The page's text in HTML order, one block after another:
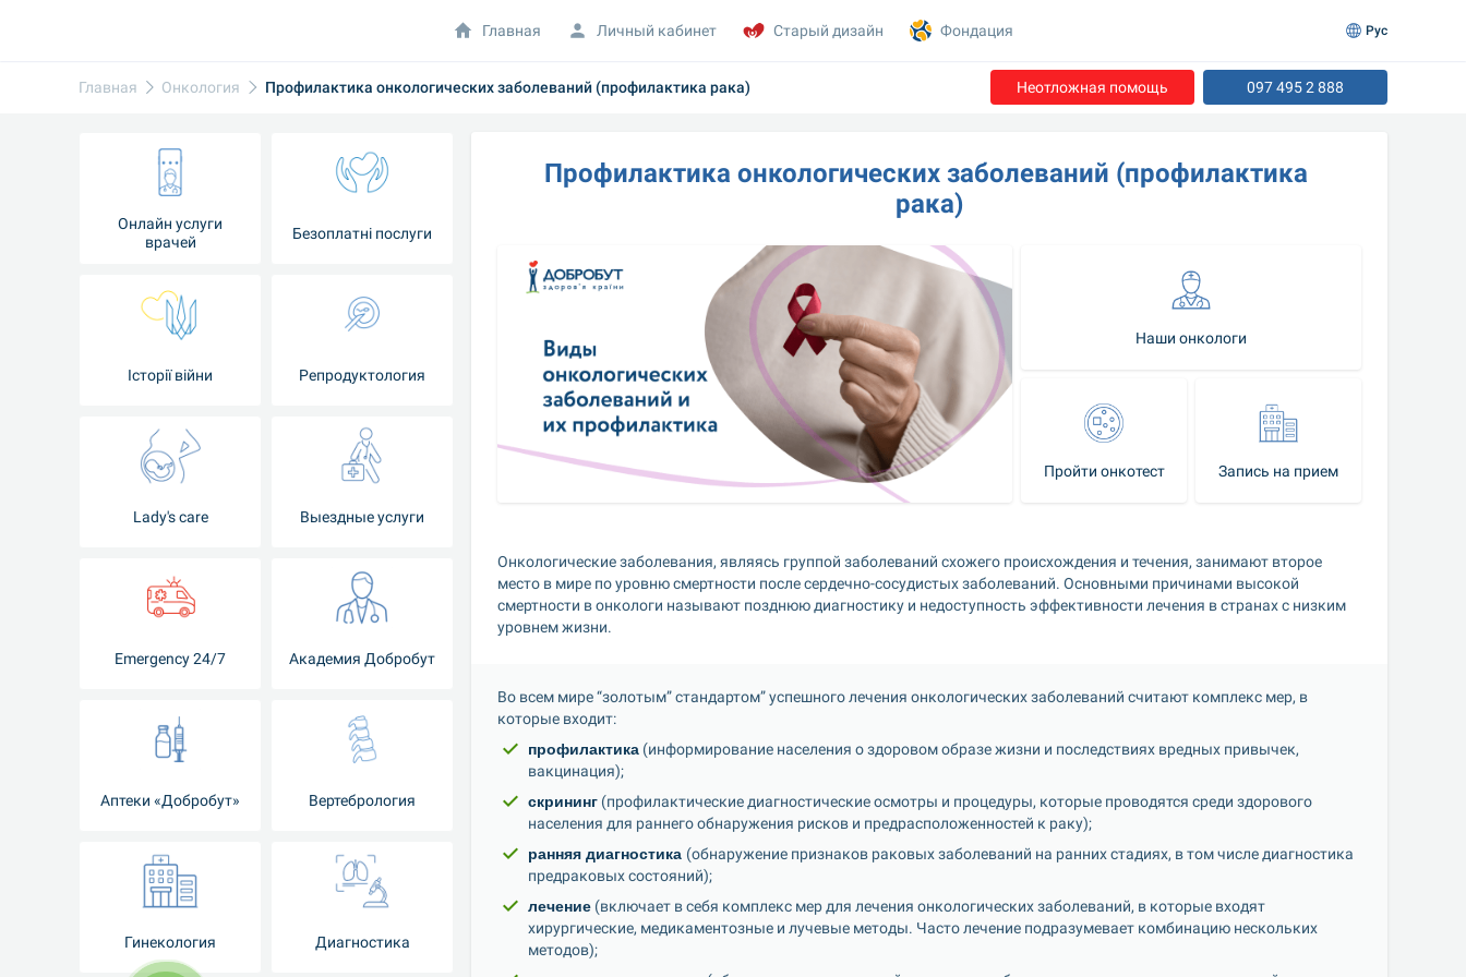
Главная Онкология Профилактика онкологических заболеваний (профилактика рака) Неотложная помощь 097 495 2 888
Онлайн услуги
врачей
Безоплатні послуги
Iсторії війни Репродуктология
Lady's care Выездные услуги
Emergency 24/7 Академия Добробут
Аптеки «Добробут» Вертебрология
Гинекология Диагностика
Профилактика онкологических заболеваний (профилактика
рака)
Наши онкологи
Пройти онкотест Запись на прием
Онкологические заболевания, являясь группой заболеваний схожего происхождения и течения, занимают второе
место в мире по уровню смертности после сердечно-сосудистых заболеваний. Основными причинами высокой
смертности в онкологи называют позднюю диагностику и недоступность эффективности лечения в странах с низким
уровнем жизни.
Во всем мире “золотым” стандартом” успешного лечения онкологических заболеваний считают комплекс мер, в
которые входит:
профилактика (информирование населения о здоровом образе жизни и последствиях вредных привычек,
вакцинация);
скрининг (профилактические диагностические осмотры и процедуры, которые проводятся среди здорового
населения для раннего обнаружения рисков и предрасположенностей к раку);
ранняя диагностика (обнаружение признаков раковых заболеваний на ранних стадиях, в том числе диагностика
предраковых состояний);
лечение (включает в себя комплекс мер для лечения онкологических заболеваний, в которые входят
хирургические, медикаментозные и лучевые методы. Часто лечение подразумевает комбинацию нескольких
методов);
Главная Личный кабинет Старый дизайн Фондация Рус